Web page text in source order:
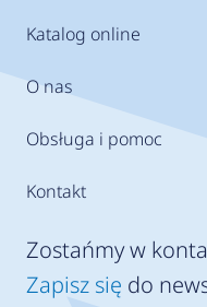
Katalog online
O nas
Obsługa i pomoc
Kontakt
Zostańmy w
Zapisz się do